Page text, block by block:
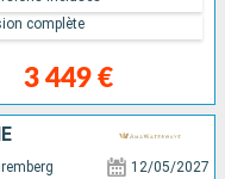
3 449 €
complète
12/05/2027